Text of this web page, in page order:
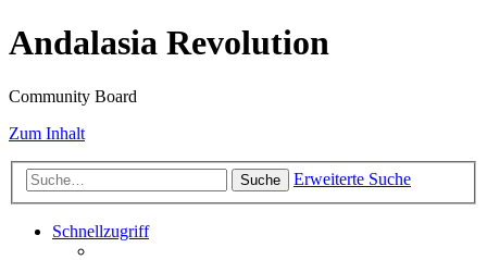
Andalasia Revolution
Community Board
Zum Inhalt
Suche Erweiterte Suche
Schnellzugriff